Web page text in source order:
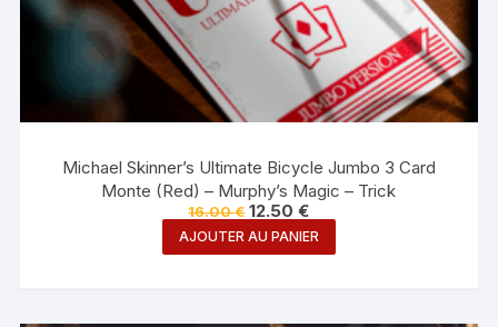
Michael Skinner’s Ultimate Bicycle Jumbo 3 Card
Monte (Red) – Murphy’s Magic – Trick
16.00€ Le
prix
initial
était :
12.50€Le
prix
actuel
est :
AJOUTER AU PANIER